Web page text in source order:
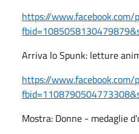
https://www.facebook.com/
Arriva lo Spunk: letture
https://www.facebook.com/
Mostra: Donne - medaglie